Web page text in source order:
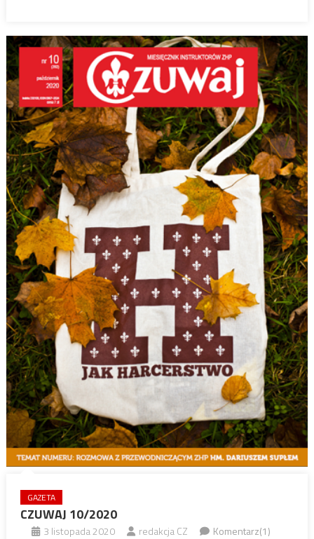
GAZETA
CZUWAJ 10/2020
3 listopada 2020 redakcja CZ Komentarz(1)